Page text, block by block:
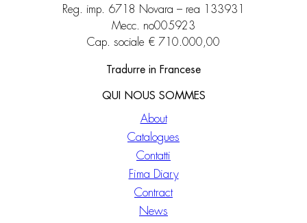
Reg. imp. 6718 Novara – rea 133931
Mecc. no005923
Cap. sociale € 710.000,00
Tradurre in Francese
QUI NOUS SOMMES
About
Catalogues
Contatti
Fima Diary
Contract
News